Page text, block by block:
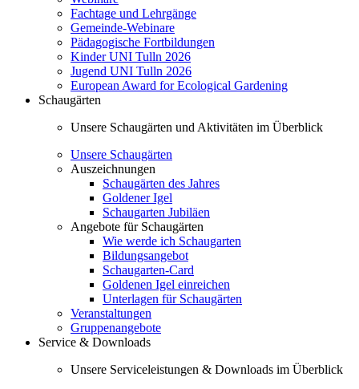
Fachtage und Lehrgänge
Gemeinde-Webinare
Pädagogische Fortbildungen
Kinder UNI Tulln 2026
Jugend UNI Tulln 2026
European Award for Ecological Gardening
Schaugärten
Unsere Schaugärten und Aktivitäten im Überblick
Unsere Schaugärten
Auszeichnungen
Schaugärten des Jahres
Goldener Igel
Schaugarten Jubiläen
Angebote für Schaugärten
Wie werde ich Schaugarten
Bildungsangebot
Schaugarten-Card
Goldenen Igel einreichen
Unterlagen für Schaugärten
Veranstaltungen
Gruppenangebote
Service & Downloads
Unsere Serviceleistungen & Downloads im Überblick